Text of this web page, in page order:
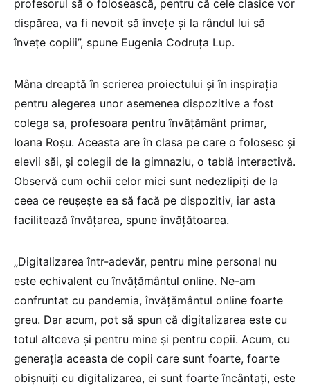
profesorul să o folosească, pentru că cele clasice vor
dispărea, va fi nevoit să învețe și la rândul lui să
învețe copiii”, spune Eugenia Codruța Lup.
Mâna dreaptă în scrierea proiectului și în inspirația
pentru alegerea unor asemenea dispozitive a fost
colega sa, profesoara pentru învățământ primar,
Ioana Roșu. Aceasta are în clasa pe care o folosesc și
elevii săi, și colegii de la gimnaziu, o tablă interactivă.
Observă cum ochii celor mici sunt nedezlipiți de la
ceea ce reușește ea să facă pe dispozitiv, iar asta
facilitează învățarea, spune învățătoarea.
„Digitalizarea într-adevăr, pentru mine personal nu
este echivalent cu învățământul online. Ne-am
confruntat cu pandemia, învățământul online foarte
greu. Dar acum, pot să spun că digitalizarea este cu
totul altceva și pentru mine și pentru copii. Acum, cu
generația aceasta de copii care sunt foarte, foarte
obișnuiți cu digitalizarea, ei sunt foarte încântați, este